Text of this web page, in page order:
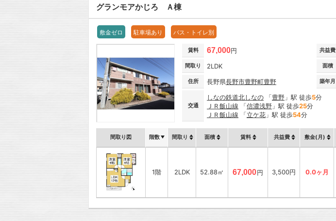
グランモアかじろ Ａ棟
敷金ゼロ 駐車場あり バス・トイレ別
賃料 67,000円 共益費
間取り 2LDK 面積
住所 長野県長野市豊野町豊野 築年月
交通
しなの鉄道北しなの 「豊野 」駅 徒歩5分
ＪＲ飯山線 「信濃浅野 」駅 徒歩25分
ＪＲ飯山線 「立ケ花 」駅 徒歩54分
間取り図 階数 間取り 面積 賃料 共益費 敷金(月)
1階 2LDK 52.88㎡ 67,000円 3,500円 0.0ヶ月